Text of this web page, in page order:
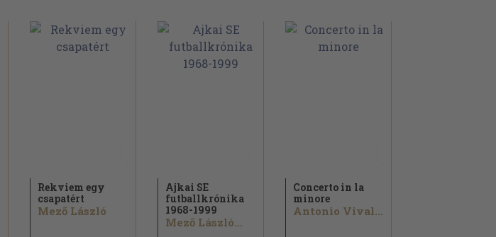
Rekviem egy
csapatért
Mező László
Ajkai SE
futballkrónika
1968-1999
Mező László...
Concerto in la
minore
Antonio Vivaldi...